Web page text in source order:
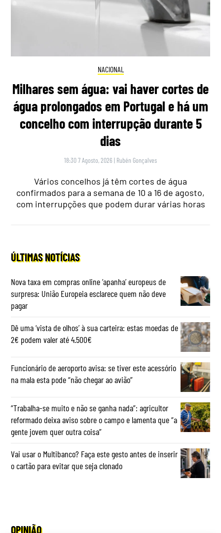
NACIONAL
Milhares sem água: vai haver cortes de
água prolongados em Portugal e há um
concelho com interrupção durante 5
dias
18:30 7 Agosto, 2026 | Rubén Gonçalves
Vários concelhos já têm cortes de água
confirmados para a semana de 10 a 16 de agosto,
com interrupções que podem durar várias horas
ÚLTIMAS NOTÍCIAS
Nova taxa em compras online ‘apanha’ europeus de
surpresa: União Europeia esclarece quem não deve
pagar
Dê uma ‘vista de olhos’ à sua carteira: estas moedas de
2€ podem valer até 4.500€
Funcionário de aeroporto avisa: se tiver este acessório
na mala esta pode “não chegar ao avião”
“Trabalha-se muito e não se ganha nada”: agricultor
reformado deixa aviso sobre o campo e lamenta que “a
gente jovem quer outra coisa”
Vai usar o Multibanco? Faça este gesto antes de inserir
o cartão para evitar que seja clonado
OPINIÃO